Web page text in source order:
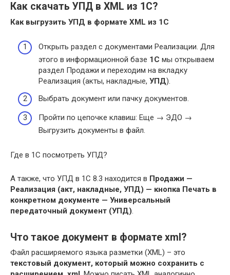
Как скачать УПД в XML из 1С?
Как выгрузить УПД в формате XML из 1С
Открыть раздел с документами Реализации. Для
этого в информационной базе 1С мы открываем
раздел Продажи и переходим на вкладку
Реализация (акты, накладные, УПД).
Выбрать документ или пачку документов.
Пройти по цепочке клавиш: Еще → ЭДО →
Выгрузить документы в файл.
Где в 1С посмотреть УПД?
А также, что УПД в 1С 8.3 находится в Продажи —
Реализация (акт, накладные, УПД) — кнопка Печать в
конкретном документе — Универсальный
передаточный документ (УПД).
Что такое документ в формате xml?
Файл расширяемого языка разметки (XML) – это
текстовый документ, который можно сохранить с